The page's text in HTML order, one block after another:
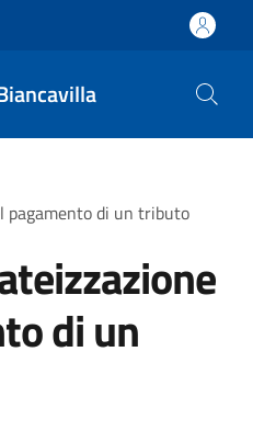
pagamento di un tributo
di un